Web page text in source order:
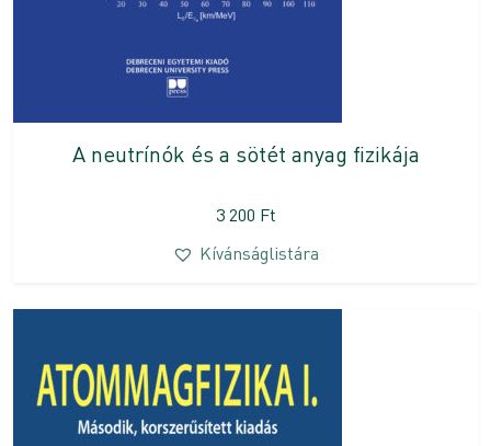
A neutrínók és a sötét anyag fizikája
3 200 Ft
Kívánságlistára